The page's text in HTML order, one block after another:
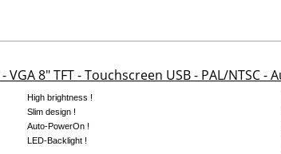
- VGA 8" TFT - Touchscreen USB - PAL/NTSC
High brightness !
Slim design !
Auto-PowerOn !
LED-Backlight !